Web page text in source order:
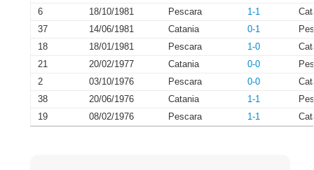
6
18/10/1981 Pescara 1-1
37
14/06/1981 Catania 0-1
18
18/01/1981 Pescara 1-0
21
20/02/1977 Catania 0-0
2
03/10/1976 Pescara 0-0
38
20/06/1976 Catania 1-1
19
08/02/1976 Pescara 1-1